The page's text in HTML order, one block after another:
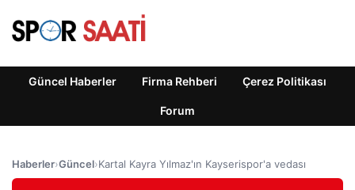
Güncel Haberler Firma Rehberi Çerez Politikası
Forum
Haberler›Güncel›Kartal Kayra Yılmaz'ın Kayserispor'a vedası